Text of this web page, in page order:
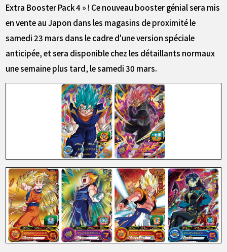
Extra Booster Pack 4 » ! Ce nouveau booster génial sera mis
en vente au Japon dans les magasins de proximité le
samedi 23 mars dans le cadre d'une version spéciale
anticipée, et sera disponible chez les détaillants normaux
une semaine plus tard, le samedi 30 mars.